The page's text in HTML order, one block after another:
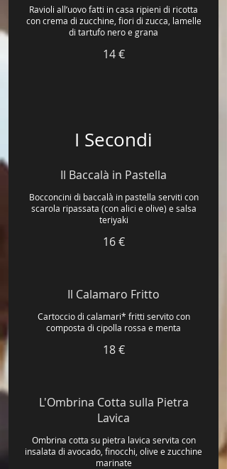
Ravioli all’uovo fatti in casa ripieni di ricotta
con crema di zucchine, fiori di zucca, lamelle
di tartufo nero e grana
14 €
I Secondi
Il Baccalà in Pastella
Bocconcini di baccalà in pastella serviti con
scarola ripassata (con alici e olive) e salsa
teriyaki
16 €
Il Calamaro Fritto
Cartoccio di calamari* fritti servito con
composta di cipolla rossa e menta
18 €
L'Ombrina Cotta sulla Pietra
Lavica
Ombrina cotta su pietra lavica servita con
insalata di avocado, finocchi, olive e zucchine
marinate